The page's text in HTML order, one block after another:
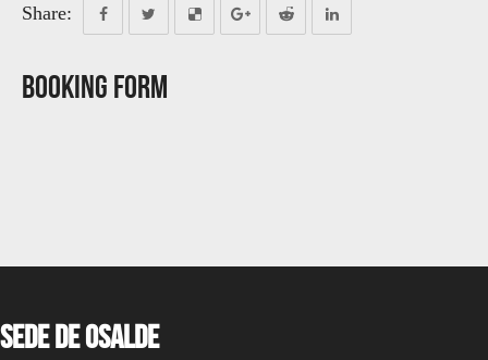
Share:
Booking Form
Sede de OSALDE